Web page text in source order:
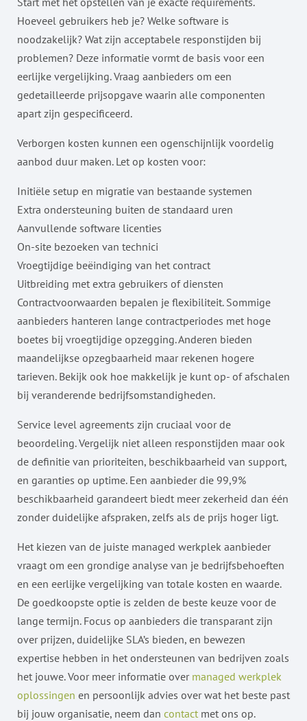
Hoeveel gebruikers heb je? Welke software is
noodzakelijk? Wat zijn acceptabele responstijden bij
problemen? Deze informatie vormt de basis voor een
eerlijke vergelijking. Vraag aanbieders om een
gedetailleerde prijsopgave waarin alle componenten
apart zijn gespecificeerd.
Verborgen kosten kunnen een ogenschijnlijk voordelig
aanbod duur maken. Let op kosten voor:
Initiële setup en migratie van bestaande systemen
Extra ondersteuning buiten de standaard uren
Aanvullende software licenties
On-site bezoeken van technici
Vroegtijdige beëindiging van het contract
Uitbreiding met extra gebruikers of diensten
Contractvoorwaarden bepalen je flexibiliteit. Sommige
aanbieders hanteren lange contractperiodes met hoge
boetes bij vroegtijdige opzegging. Anderen bieden
maandelijkse opzegbaarheid maar rekenen hogere
tarieven. Bekijk ook hoe makkelijk je kunt op- of afschalen
bij veranderende bedrijfsomstandigheden.
Service level agreements zijn cruciaal voor de
beoordeling. Vergelijk niet alleen responstijden maar ook
de definitie van prioriteiten, beschikbaarheid van support,
en garanties op uptime. Een aanbieder die 99,9%
beschikbaarheid garandeert biedt meer zekerheid dan één
zonder duidelijke afspraken, zelfs als de prijs hoger ligt.
Het kiezen van de juiste managed werkplek aanbieder
vraagt om een grondige analyse van je bedrijfsbehoeften
en een eerlijke vergelijking van totale kosten en waarde.
De goedkoopste optie is zelden de beste keuze voor de
lange termijn. Focus op aanbieders die transparant zijn
over prijzen, duidelijke SLA’s bieden, en bewezen
expertise hebben in het ondersteunen van bedrijven zoals
het jouwe. Voor meer informatie over managed werkplek
oplossingen en persoonlijk advies over wat het beste past
bij jouw organisatie, neem dan contact met ons op.